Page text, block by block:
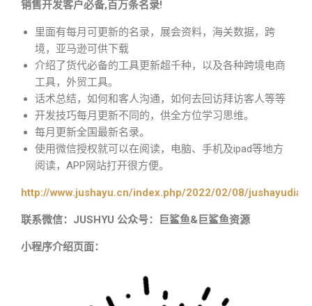
销售开发客户必备,百万条名录!
里面有每月可更新的名录，展会资料，海关数据，跨
境，亚马逊可供下载
介绍了货代必备的工具更新超千种，以及各种跨境电商
工具，外贸工具。
话术总结，如何和客人沟通，如何去回访拜访客人等等
开发技巧每月更新不同的，供全方位学习思维。
每月更新全国最新名录。
使用微信授权就可以在阅读，电脑、手机及ipad等地方
阅读，APP网站打开很方便。
http://www.jushayu.cn/index.php/2022/02/08/
联系微信：JUSHYU 公众号：巨鲨鱼&巨鲨鱼资源
小程序介绍页面：